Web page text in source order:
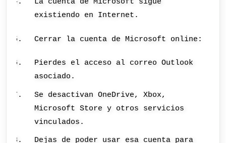
existiendo en Internet.
Cerrar la cuenta de Microsoft online:
Pierdes el acceso al correo Outlook
asociado.
Se desactivan OneDrive, Xbox,
Microsoft Store y otros servicios
vinculados.
Dejas de poder usar esa cuenta para